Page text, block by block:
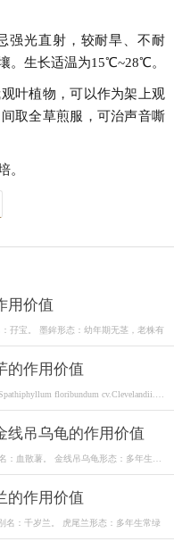
强光直射，较耐旱、不耐
。生长适温为15℃~28℃。
叶植物，可以作为架上观
取全草煎服，可治声音嘶
。
用价值
孖宝。 墨鉾形态：幼年期无茎，老株有
的作用价值
floribundum cv.Clevelandii.
线吊乌龟的作用价值
：血散薯。 金线吊乌龟形态：多年生落
的作用价值
名：千岁兰。 虎尾兰形态：多年生常绿